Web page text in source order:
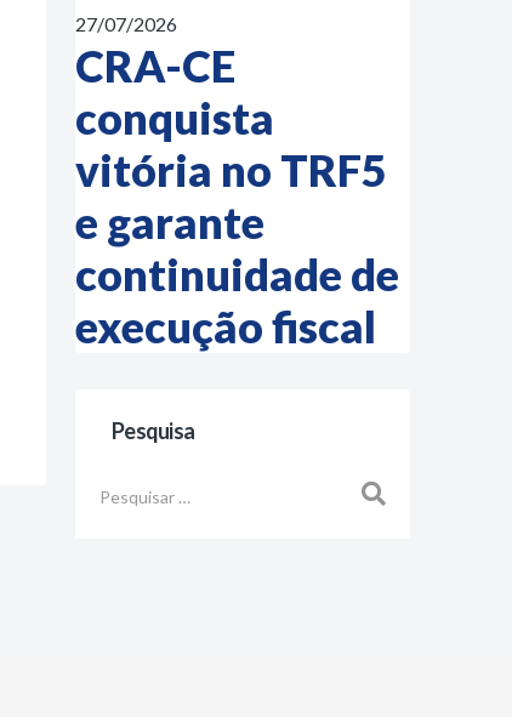
27/07/2026
CRA-CE
conquista
vitória no TRF5
e garante
continuidade de
execução fiscal
Pesquisa